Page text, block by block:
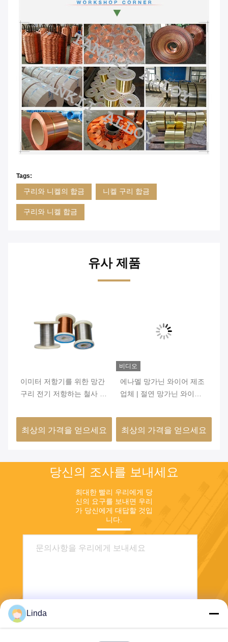
Tags:
구리와 니켈의 합금 니켈 구리 합금
구리와 니켈 합금
유사 제품
이미터 저항기를 위한 망간
구리 전기 저항하는 철사 좋
최상의 가격을 얻으세요
비디오
에나멜 망가닌 와이어 제조
업체 | 절연 망가닌 와이어
최상의 가격을 얻으세요
당신의 조사를 보내세요
최대한 빨리 우리에게 당
신의 요구를 보내면 우리
가 당신에게 대답할 것입
니다.
Linda